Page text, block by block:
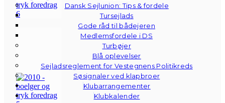
Dansk Sejlunion: Tips & fordele
Tursejlads
Gode råd til bådejeren
Medlemsfordele i DS
Turbøjer
Blå oplevelser
Sejladsreglement for Vestegnens Politikreds
Søsignaler ved klapbroer
Klubarrangementer
Klubkalender